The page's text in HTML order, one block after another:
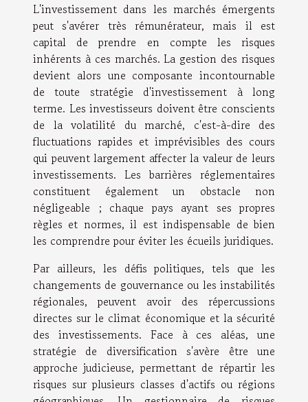
L'investissement dans les marchés émergents
peut s'avérer très rémunérateur, mais il est
capital de prendre en compte les risques
inhérents à ces marchés. La gestion des risques
devient alors une composante incontournable
de toute stratégie d'investissement à long
terme. Les investisseurs doivent être conscients
de la volatilité du marché, c'est-à-dire des
fluctuations rapides et imprévisibles des cours
qui peuvent largement affecter la valeur de leurs
investissements. Les barrières réglementaires
constituent également un obstacle non
négligeable ; chaque pays ayant ses propres
règles et normes, il est indispensable de bien
les comprendre pour éviter les écueils juridiques.
Par ailleurs, les défis politiques, tels que les
changements de gouvernance ou les instabilités
régionales, peuvent avoir des répercussions
directes sur le climat économique et la sécurité
des investissements. Face à ces aléas, une
stratégie de diversification s'avère être une
approche judicieuse, permettant de répartir les
risques sur plusieurs classes d'actifs ou régions